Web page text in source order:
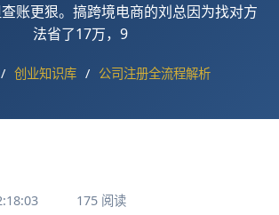
账更狠。搞跨境电商的刘总因为找对方
法省了17万，9
/ 创业知识库 / 公司注册全流程解析
175 阅读